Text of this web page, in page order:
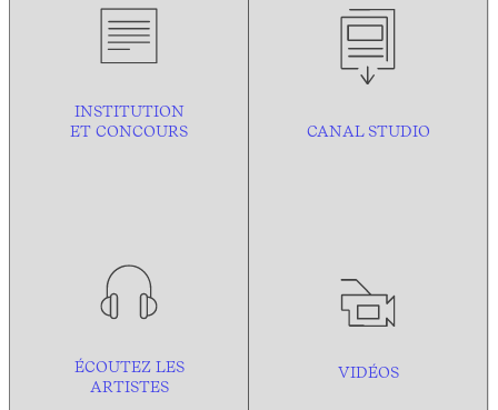
INSTITUTION
ET CONCOURS
CANAL STUDIO
ÉCOUTEZ LES
ARTISTES
VIDÉOS